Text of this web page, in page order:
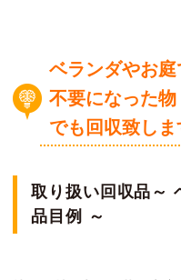
ベランダやお庭
不要になった
でも回収致しま
取り扱い回収品～
品目例 ～